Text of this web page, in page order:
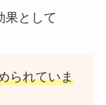
果として
られていま